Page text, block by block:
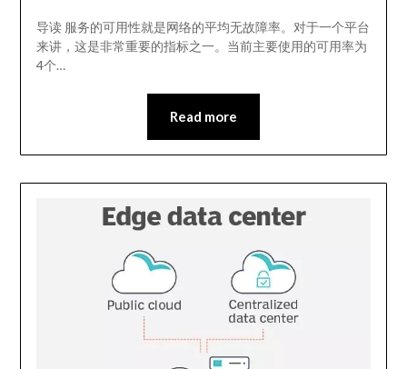
导读 服务的可用性就是网络的平均无故障率。对于一个平台
来讲，这是非常重要的指标之一。当前主要使用的可用率为
4个…
Read more